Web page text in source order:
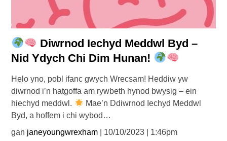
Diwrnod Iechyd Meddwl Byd –
Nid Ydych Chi Dim Hunan!
Helo yno, pobl ifanc gwych Wrecsam! Heddiw yw
diwrnod i’n hatgoffa am rywbeth hynod bwysig – ein
hiechyd meddwl.
Mae’n Ddiwrnod Iechyd Meddwl
Byd, a hoffem i chi wybod…
gan janeyoungwrexham | 10/10/2023 | 1:46pm